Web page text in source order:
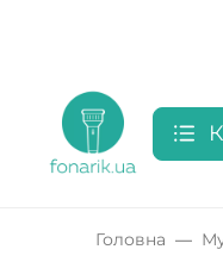
Головна